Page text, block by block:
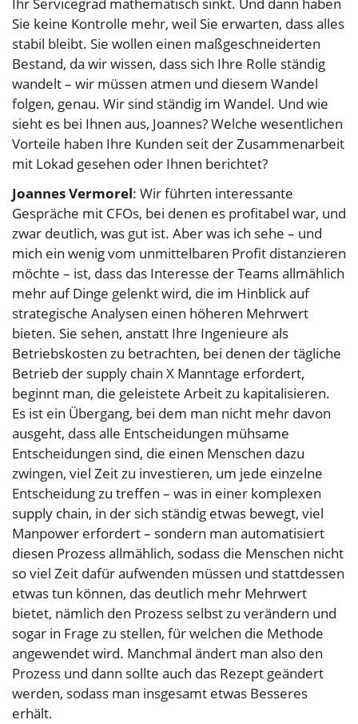
Ihr Servicegrad mathematisch sinkt. Und dann haben
Sie keine Kontrolle mehr, weil Sie erwarten, dass alles
stabil bleibt. Sie wollen einen maßgeschneiderten
Bestand, da wir wissen, dass sich Ihre Rolle ständig
wandelt – wir müssen atmen und diesem Wandel
folgen, genau. Wir sind ständig im Wandel. Und wie
sieht es bei Ihnen aus, Joannes? Welche wesentlichen
Vorteile haben Ihre Kunden seit der Zusammenarbeit
mit Lokad gesehen oder Ihnen berichtet?
Joannes Vermorel: Wir führten interessante
Gespräche mit CFOs, bei denen es profitabel war, und
zwar deutlich, was gut ist. Aber was ich sehe – und
mich ein wenig vom unmittelbaren Profit distanzieren
möchte – ist, dass das Interesse der Teams allmählich
mehr auf Dinge gelenkt wird, die im Hinblick auf
strategische Analysen einen höheren Mehrwert
bieten. Sie sehen, anstatt Ihre Ingenieure als
Betriebskosten zu betrachten, bei denen der tägliche
Betrieb der supply chain X Manntage erfordert,
beginnt man, die geleistete Arbeit zu kapitalisieren.
Es ist ein Übergang, bei dem man nicht mehr davon
ausgeht, dass alle Entscheidungen mühsame
Entscheidungen sind, die einen Menschen dazu
zwingen, viel Zeit zu investieren, um jede einzelne
Entscheidung zu treffen – was in einer komplexen
supply chain, in der sich ständig etwas bewegt, viel
Manpower erfordert – sondern man automatisiert
diesen Prozess allmählich, sodass die Menschen nicht
so viel Zeit dafür aufwenden müssen und stattdessen
etwas tun können, das deutlich mehr Mehrwert
bietet, nämlich den Prozess selbst zu verändern und
sogar in Frage zu stellen, für welchen die Methode
angewendet wird. Manchmal ändert man also den
Prozess und dann sollte auch das Rezept geändert
werden, sodass man insgesamt etwas Besseres
erhält.